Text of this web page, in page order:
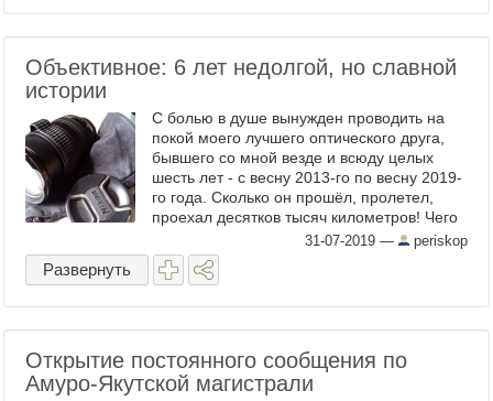
Объективное: 6 лет недолгой, но славной
истории
С болью в душе вынужден проводить на
покой моего лучшего оптического друга,
бывшего со мной везде и всюду целых
шесть лет - с весну 2013-го по весну 2019-
го года. Сколько он прошёл, пролетел,
проехал десятков тысяч километров! Чего
только не повидал! Но всё хорошее когда-
то кончается, ...
31-07-2019 — periskop
Развернуть
Открытие постоянного сообщения по
Амуро-Якутской магистрали